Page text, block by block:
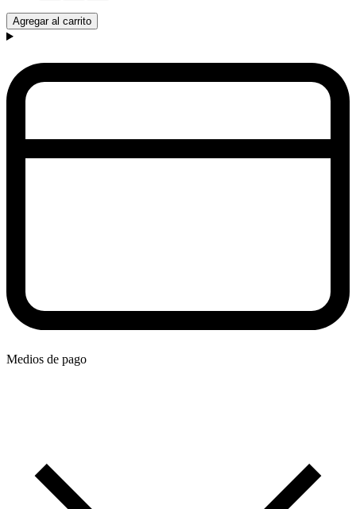
Agregar al carrito
Medios de pago